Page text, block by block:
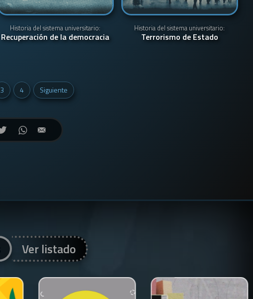
Historia del sistema universitario:
Recuperación de la democracia
Historia del sistema universitario:
Terrorismo de Estado
3 4 Siguiente
Ver listado